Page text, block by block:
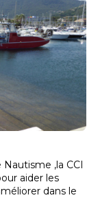
,la CCI
aider les
dans le